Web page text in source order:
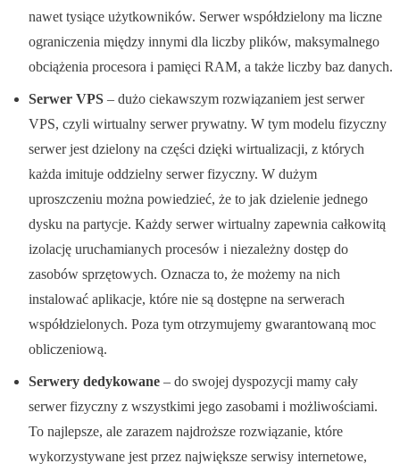
nawet tysiące użytkowników. Serwer współdzielony ma liczne
ograniczenia między innymi dla liczby plików, maksymalnego
obciążenia procesora i pamięci RAM, a także liczby baz danych.
Serwer VPS – dużo ciekawszym rozwiązaniem jest serwer
VPS, czyli wirtualny serwer prywatny. W tym modelu fizyczny
serwer jest dzielony na części dzięki wirtualizacji, z których
każda imituje oddzielny serwer fizyczny. W dużym
uproszczeniu można powiedzieć, że to jak dzielenie jednego
dysku na partycje. Każdy serwer wirtualny zapewnia całkowitą
izolację uruchamianych procesów i niezależny dostęp do
zasobów sprzętowych. Oznacza to, że możemy na nich
instalować aplikacje, które nie są dostępne na serwerach
współdzielonych. Poza tym otrzymujemy gwarantowaną moc
obliczeniową.
Serwery dedykowane – do swojej dyspozycji mamy cały
serwer fizyczny z wszystkimi jego zasobami i możliwościami.
To najlepsze, ale zarazem najdroższe rozwiązanie, które
wykorzystywane jest przez największe serwisy internetowe,